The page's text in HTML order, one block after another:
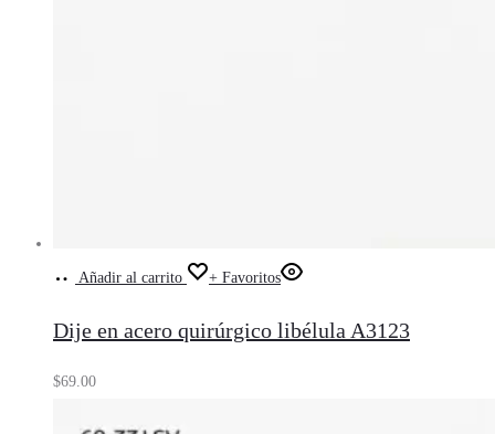
Añadir al carrito + Favoritos
Dije en acero quirúrgico libélula A3123
$69.00